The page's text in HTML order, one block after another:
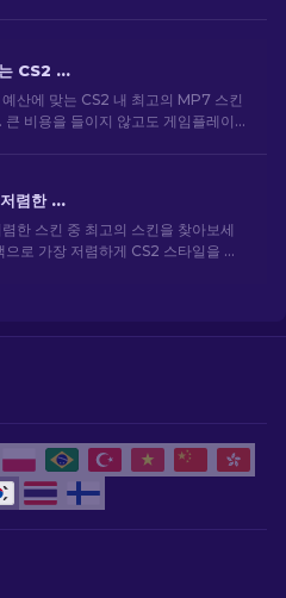
모든 예산에 맞는 CS2 최고의 MP7 스킨 [2026]
산에 맞는 CS2 내 최고의 MP7 스킨
큰 비용을 들이지 않고도 게임플레이
CS2에서 가장 저렴한 스킨 [2026]
한 스킨 중 최고의 스킨을 찾아보세
으로 가장 저렴하게 CS2 스타일을 업